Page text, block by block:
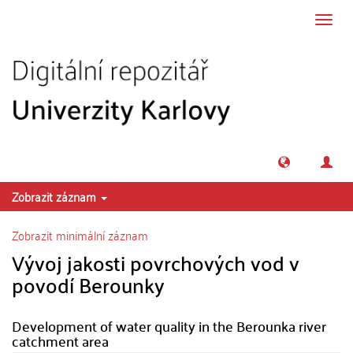
Zobrazit záznam
Zobrazit minimální záznam
Vývoj jakosti povrchových vod v
povodí Berounky
Development of water quality in the Berounka river
catchment area